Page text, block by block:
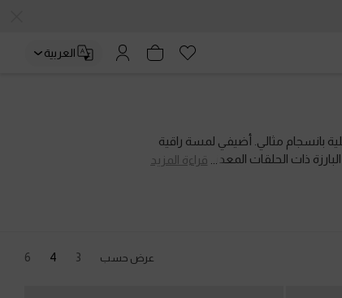
العربية
بانسجام مثالي. أضيفي لمسة راقية
ذات الحلقات المعدنية. أحذيتنا
قراءة المزيد
عرض حسب 3
4
6